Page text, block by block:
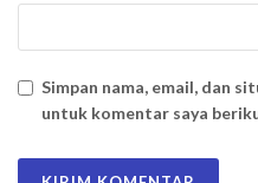
Simpan nama, email, dan
untuk komentar saya